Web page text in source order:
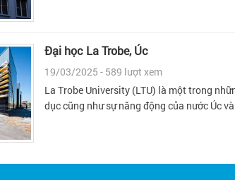
Đại học La Trobe, Úc
19/03/2025 - 589 lượt xem
La Trobe University (LTU) là một trong
dục cũng như sự năng động của nước Úc